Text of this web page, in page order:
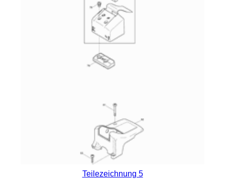
Teilezeichnung 5